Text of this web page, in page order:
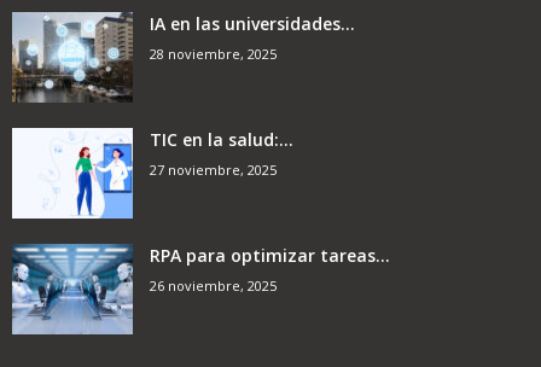
IA en las universidades...
28 noviembre, 2025
TIC en la salud:...
27 noviembre, 2025
RPA para optimizar tareas...
26 noviembre, 2025